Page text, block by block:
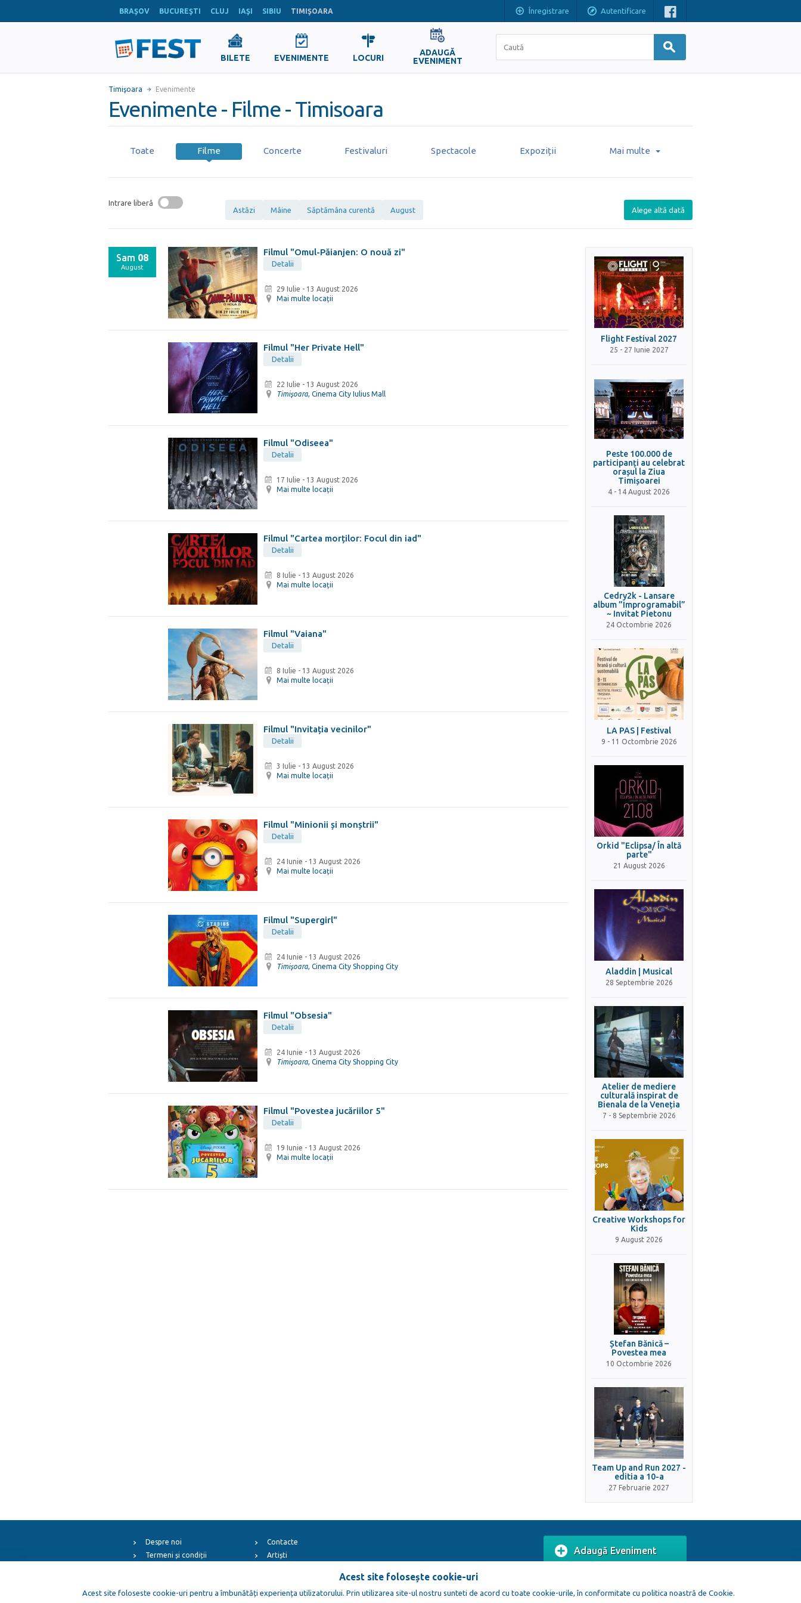
BRAŞOV BUCUREŞTI CLUJ IAŞI SIBIU TIMIŞOARA Înregistrare Autentificare
BILETE EVENIMENTE LOCURI
ADAUGĂ
EVENIMENT
Timişoara Evenimente
Evenimente - Filme - Timisoara
Toate Filme Concerte Festivaluri Spectacole Expoziții Mai multe
Intrare liberă
Astăzi
Mâine Săptămâna curentă August Alege altă dată
Sam 08
August
Filmul "Omul-Păianjen: O nouă zi"
Detalii
29 Iulie - 13 August 2026
Mai multe locații
Filmul "Her Private Hell"
Detalii
22 Iulie - 13 August 2026
Timişoara, Cinema City Iulius Mall
Filmul "Odiseea"
Detalii
17 Iulie - 13 August 2026
Mai multe locații
Filmul "Cartea morților: Focul din iad"
Detalii
8 Iulie - 13 August 2026
Mai multe locații
Filmul "Vaiana"
Detalii
8 Iulie - 13 August 2026
Mai multe locații
Filmul "Invitația vecinilor"
Detalii
3 Iulie - 13 August 2026
Mai multe locații
Filmul "Minionii și monștrii"
Detalii
24 Iunie - 13 August 2026
Mai multe locații
Filmul "Supergirl"
Detalii
24 Iunie - 13 August 2026
Timişoara, Cinema City Shopping City
Filmul "Obsesia"
Detalii
24 Iunie - 13 August 2026
Timişoara, Cinema City Shopping City
Filmul "Povestea jucăriilor 5"
Detalii
19 Iunie - 13 August 2026
Mai multe locații
Flight Festival 2027
25 - 27 Iunie 2027
Peste 100.000 de
participanți au celebrat
orașul la Ziua
Timișoarei
4 - 14 August 2026
Cedry2k - Lansare
album ”Improgramabil”
~ Invitat Pietonu
24 Octombrie 2026
LA PAS | Festival
9 - 11 Octombrie 2026
Orkid "Eclipsa/ În altă
parte"
21 August 2026
Aladdin | Musical
28 Septembrie 2026
Atelier de mediere
culturală inspirat de
Bienala de la Veneția
7 - 8 Septembrie 2026
Creative Workshops for
Kids
9 August 2026
Ștefan Bănică –
Povestea mea
10 Octombrie 2026
Team Up and Run 2027 -
editia a 10-a
27 Februarie 2027
Despre noi
Termeni și condiții
ElFest.es
Contacte
Artiști
Adaugă Eveniment
Adaugă Local
Acest site folosește cookie-uri
Acest site foloseste cookie-uri pentru a îmbunătăți experiența utilizatorului. Prin utilizarea site-ul nostru sunteti de acord cu toate cookie-urile, în conformitate cu politica noastră de Cookie.